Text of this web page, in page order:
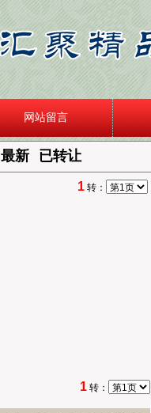
网站留言
最新 已转让
1 转：
1 转：